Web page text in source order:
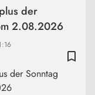
bookmark_border
der
2.08.2026
der Sonntag